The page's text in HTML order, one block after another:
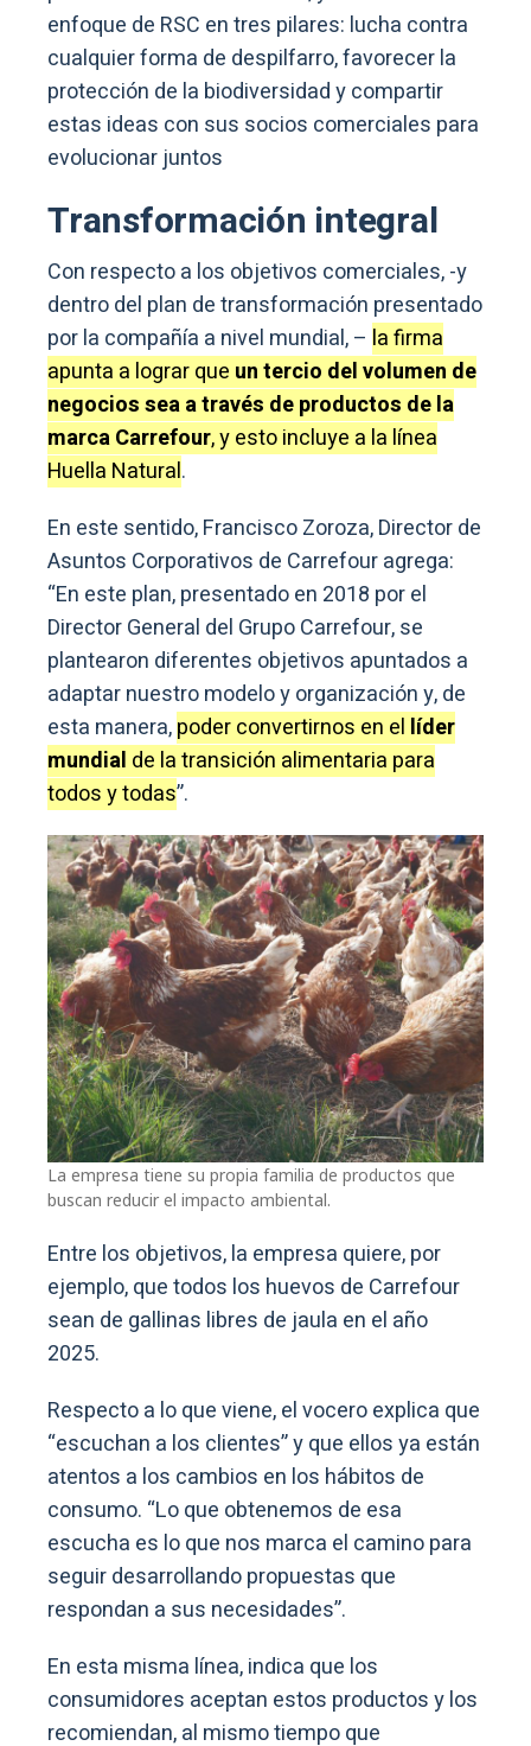
enfoque de RSC en tres pilares: lucha contra
cualquier forma de despilfarro, favorecer la
protección de la biodiversidad y compartir
estas ideas con sus socios comerciales para
evolucionar juntos
Transformación integral
Con respecto a los objetivos comerciales, -y
dentro del plan de transformación presentado
por la compañía a nivel mundial, – la firma
apunta a lograr que un tercio del volumen de
negocios sea a través de productos de la
marca Carrefour, y esto incluye a la línea
Huella Natural.
En este sentido, Francisco Zoroza, Director de
Asuntos Corporativos de Carrefour agrega:
“En este plan, presentado en 2018 por el
Director General del Grupo Carrefour, se
plantearon diferentes objetivos apuntados a
adaptar nuestro modelo y organización y, de
esta manera,poder convertirnos en el líder
mundial de la transición alimentaria para
todos y todas”.
La empresa tiene su propia familia de productos que
buscan reducir el impacto ambiental.
Entre los objetivos, la empresa quiere, por
ejemplo, que todos los huevos de Carrefour
sean de gallinas libres de jaula en el año
2025.
Respecto a lo que viene, el vocero explica que
“escuchan a los clientes” y que ellos ya están
atentos a los cambios en los hábitos de
consumo. “Lo que obtenemos de esa
escucha es lo que nos marca el camino para
seguir desarrollando propuestas que
respondan a sus necesidades”.
En esta misma línea, indica que los
consumidores aceptan estos productos y los
recomiendan, al mismo tiempo que